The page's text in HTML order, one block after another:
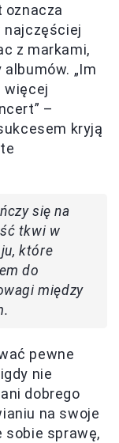
oznacza
najczęściej
z markami,
„Im
więcej
–
kryją
się na
tkwi w
które
do
między
pewne
nie
dobrego
na swoje
sobie sprawę,